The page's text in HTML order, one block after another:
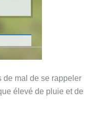
de mal de se rappeler
élevé de pluie et de